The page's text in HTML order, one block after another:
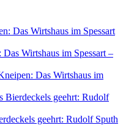
Das Wirtshaus im Spessart
Wirtshaus im Spessart –
Das Wirtshaus im
Bierdeckels geehrt: Rudolf
geehrt: Rudolf Sputh